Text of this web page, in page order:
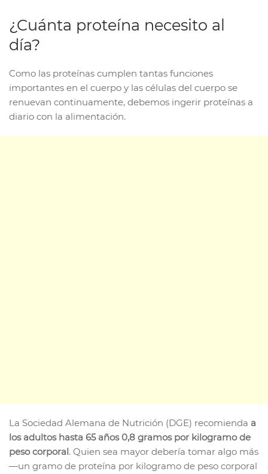
¿Cuánta proteína necesito al
día?
Como las proteínas cumplen tantas funciones
importantes en el cuerpo y las células del cuerpo se
renuevan continuamente, debemos ingerir proteínas a
diario con la alimentación.
La Sociedad Alemana de Nutrición (DGE) recomienda a
los adultos hasta 65 años 0,8 gramos por kilogramo de
peso corporal. Quien sea mayor debería tomar algo más
—un gramo de proteína por kilogramo de peso corporal